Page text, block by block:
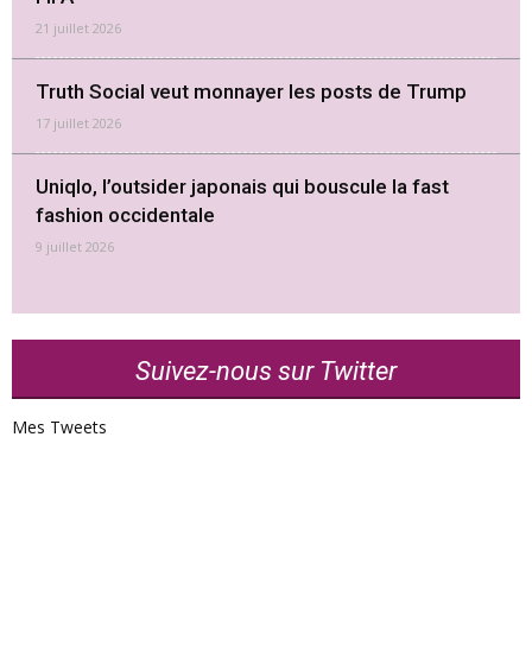
21 juillet 2026
Truth Social veut monnayer les posts de Trump
17 juillet 2026
Uniqlo, l’outsider japonais qui bouscule la fast
fashion occidentale
9 juillet 2026
Suivez-nous sur Twitter
Mes Tweets